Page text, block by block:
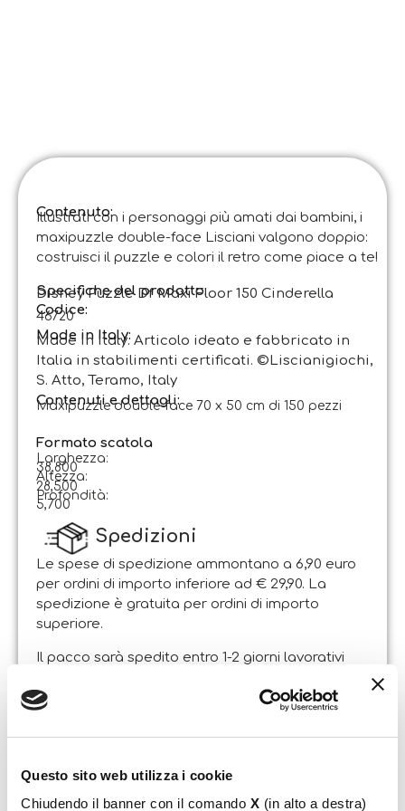
Questo sito web utilizza i cookie
Chiudendo il banner con il comando X (in alto a destra)
Contenuto:
Illustrati con i personaggi più amati dai bambini, i
maxipuzzle double-face Lisciani valgono doppio:
costruisci il puzzle e colori il retro come piace a te!
Specifiche del prodotto:
Disney Puzzle Df Maxi Floor 150 Cinderella
Codice:
46720
Made in Italy:
Made in Italy. Articolo ideato e fabbricato in
Italia in stabilimenti certificati. ©Liscianigiochi,
S. Atto, Teramo, Italy
Contenuti e dettagli:
Maxipuzzle double-face 70 x 50 cm di 150 pezzi
Formato scatola
Larghezza:
38,800
Altezza:
28,500
Profondità:
5,700
Spedizioni
Le spese di spedizione ammontano a 6,90 euro
per ordini di importo inferiore ad € 29,90. La
spedizione è gratuita per ordini di importo
superiore.
Il pacco sarà spedito entro 1-2 giorni lavorativi
domenica non si effettuano spedizioni.
Resi
non oltre 14 giorni lavorativi dalla data di
ricevimento dei beni, attraverso lettera